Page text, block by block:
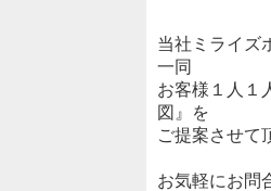
当社ミライズ
一同
お客様１人１
図』を
ご提案させて
お気軽にお問